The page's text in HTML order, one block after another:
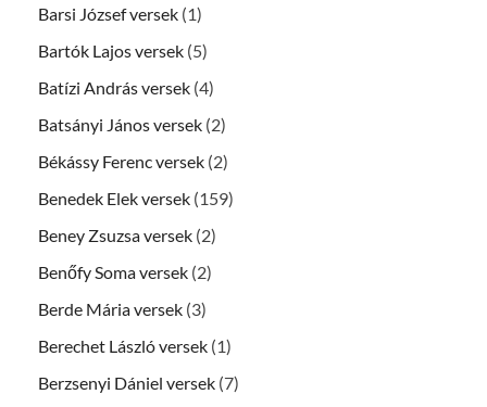
Barsi József versek (1)
Bartók Lajos versek (5)
Batízi András versek (4)
Batsányi János versek (2)
Békássy Ferenc versek (2)
Benedek Elek versek (159)
Beney Zsuzsa versek (2)
Benőfy Soma versek (2)
Berde Mária versek (3)
Berechet László versek (1)
Berzsenyi Dániel versek (7)